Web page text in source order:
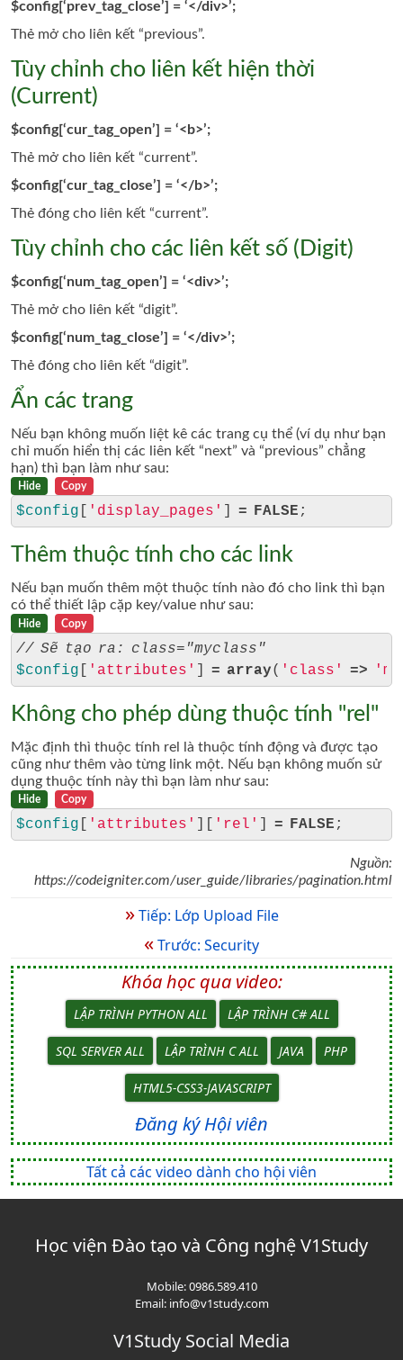
$config[‘prev_tag_close’] = ‘</div>’;
Thẻ mở cho liên kết “previous”.
Tùy chỉnh cho liên kết hiện thời
(Current)
$config[‘cur_tag_open’] = ‘<b>’;
Thẻ mở cho liên kết “current”.
$config[‘cur_tag_close’] = ‘</b>’;
Thẻ đóng cho liên kết “current”.
Tùy chỉnh cho các liên kết số (Digit)
$config[‘num_tag_open’] = ‘<div>’;
Thẻ mở cho liên kết “digit”.
$config[‘num_tag_close’] = ‘</div>’;
Thẻ đóng cho liên kết “digit”.
Ẩn các trang
Nếu bạn không muốn liệt kê các trang cụ thể (ví dụ như bạn
chỉ muốn hiển thị các liên kết “next” và “previous” chẳng
hạn) thì bạn làm như sau:
Hide Copy
$config 'display_pages' = FALSE ;
Thêm thuộc tính cho các link
Nếu bạn muốn thêm một thuộc tính nào đó cho link thì bạn
có thể thiết lập cặp key/value như sau:
Hide Copy
// Sẽ tạo ra: class="myclass"
$config
'attributes' = array( 'class' =>
Không cho phép dùng thuộc tính "rel"
Mặc định thì thuộc tính rel là thuộc tính động và được tạo
cũng như thêm vào từng link một. Nếu bạn không muốn sử
dụng thuộc tính này thì bạn làm như sau:
Hide Copy
$config 'attributes' 'rel' = FALSE
Nguồn:
https://codeigniter.com/user_guide/libraries/pagination.html
»Tiếp: Lớp Upload File
«Trước: Security
Khóa học qua video:
LẬP TRÌNH PYTHON ALL LẬP TRÌNH C# ALL
SQL SERVER ALL LẬP TRÌNH C ALL JAVA PHP
HTML5-CSS3-JAVASCRIPT
Đăng ký Hội viên
Tất cả các video dành cho hội viên
Học viện Đào tạo và Công nghệ V1Study
Mobile:0986.589.410
Email: info@v1study.com
V1Study Social Media